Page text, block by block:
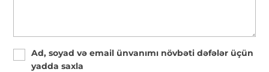
Ad, soyad və email ünvanımı növbəti dəfələr üçün
yadda saxla